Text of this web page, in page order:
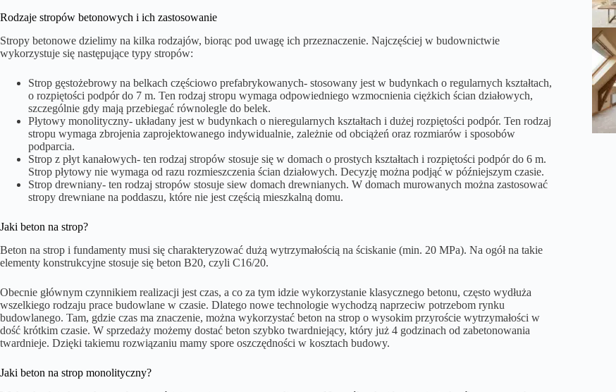
Rodzaje stropów betonowych i ich zastosowanie
Stropy betonowe dzielimy na kilka rodzajów, biorąc pod uwagę ich przeznaczenie. Najczęściej w budownictwie
wykorzystuje się następujące typy stropów:
Strop gęstożebrowy na belkach częściowo prefabrykowanych- stosowany jest w budynkach o regularnych kształtach,
o rozpiętości podpór do 7 m. Ten rodzaj stropu wymaga odpowiedniego wzmocnienia ciężkich ścian działowych,
szczególnie gdy mają przebiegać równolegle do belek.
Płytowy monolityczny- układany jest w budynkach o nieregularnych kształtach i dużej rozpiętości podpór. Ten rodzaj
stropu wymaga zbrojenia zaprojektowanego indywidualnie, zależnie od obciążeń oraz rozmiarów i sposobów
podparcia.
Strop z płyt kanałowych- ten rodzaj stropów stosuje się w domach o prostych kształtach i rozpiętości podpór do 6 m.
Strop płytowy nie wymaga od razu rozmieszczenia ścian działowych. Decyzję można podjąć w późniejszym czasie.
Strop drewniany- ten rodzaj stropów stosuje siew domach drewnianych. W domach murowanych można zastosować
stropy drewniane na poddaszu, które nie jest częścią mieszkalną domu.
Jaki beton na strop?
Beton na strop i fundamenty musi się charakteryzować dużą wytrzymałością na ściskanie (min. 20 MPa). Na ogół na takie
elementy konstrukcyjne stosuje się beton B20, czyli C16/20.
Obecnie głównym czynnikiem realizacji jest czas, a co za tym idzie wykorzystanie klasycznego betonu, często wydłuża
wszelkiego rodzaju prace budowlane w czasie. Dlatego nowe technologie wychodzą naprzeciw potrzebom rynku
budowlanego. Tam, gdzie czas ma znaczenie, można wykorzystać beton na strop o wysokim przyroście wytrzymałości w
dość krótkim czasie. W sprzedaży możemy dostać beton szybko twardniejący, który już 4 godzinach od zabetonowania
twardnieje. Dzięki takiemu rozwiązaniu mamy spore oszczędności w kosztach budowy.
Jaki beton na strop monolityczny?